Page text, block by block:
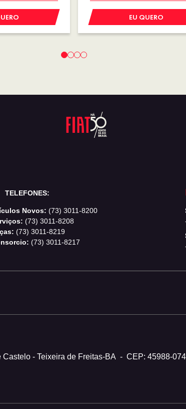
EU QUERO
TELEFONES:
Novos: (73) 3011-8200
(73) 3011-8208
(73) 3011-8219
(73) 3011-8217
- Teixeira de Freitas-BA - CEP: 45988-074